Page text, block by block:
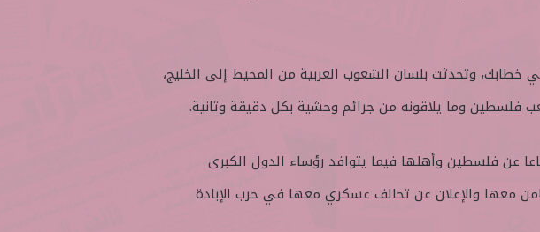
خطابك، وتحدثت بلسان الشعوب العربية من المحيط إلى الخليج،
فلسطين وما يلاقونه من جرائم وحشية بكل دقيقة وثانية.
عن فلسطين وأهلها فيما يتوافد رؤساء الدول الكبرى
معها والإعلان عن تحالف عسكري معها في حرب الإبادة